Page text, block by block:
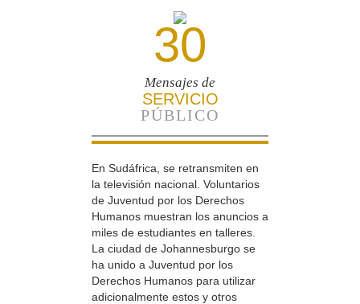
30
Mensajes de
SERVICIO
PÚBLICO
En Sudáfrica, se retransmiten en
la televisión nacional. Voluntarios
de Juventud por los Derechos
Humanos muestran los anuncios a
miles de estudiantes en talleres.
La ciudad de Johannesburgo se
ha unido a Juventud por los
Derechos Humanos para utilizar
adicionalmente estos y otros